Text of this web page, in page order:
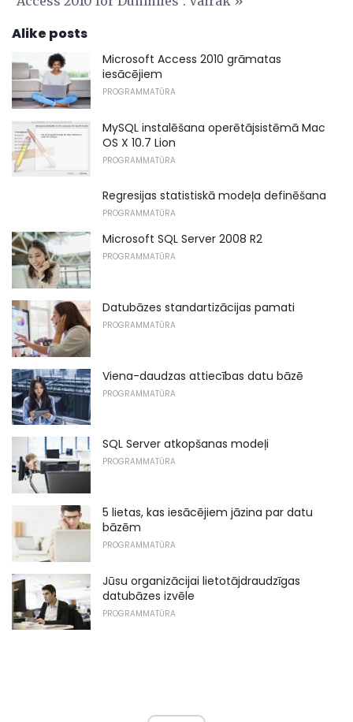
Alike posts
Microsoft Access 2010 grāmatas
iesācējiem
PROGRAMMATŪRA
MySQL instalēšana operētājsistēmā Mac
OS X 10.7 Lion
PROGRAMMATŪRA
Regresijas statistiskā modeļa definēšana
PROGRAMMATŪRA
Microsoft SQL Server 2008 R2
PROGRAMMATŪRA
Datubāzes standartizācijas pamati
PROGRAMMATŪRA
Viena-daudzas attiecības datu bāzē
PROGRAMMATŪRA
SQL Server atkopšanas modeļi
PROGRAMMATŪRA
5 lietas, kas iesācējiem jāzina par datu
bāzēm
PROGRAMMATŪRA
Jūsu organizācijai lietotājdraudzīgas
datubāzes izvēle
PROGRAMMATŪRA